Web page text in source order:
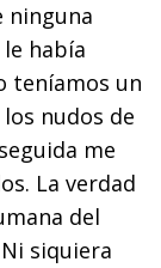
ninguna
había
teníamos un
nudos de
me
La verdad
del
siquiera